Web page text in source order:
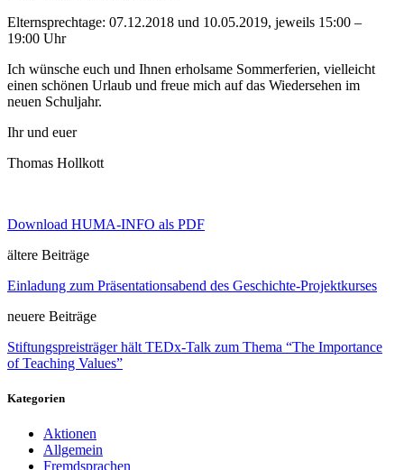
Elternsprechtage: 07.12.2018 und 10.05.2019, jeweils 15:00 –
19:00 Uhr
Ich wünsche euch und Ihnen erholsame Sommerferien, vielleicht
einen schönen Urlaub und freue mich auf das Wiedersehen im
neuen Schuljahr.
Ihr und euer
Thomas Hollkott
Download HUMA-INFO als PDF
ältere Beiträge
Einladung zum Präsentationsabend des Geschichte-Projektkurses
neuere Beiträge
Stiftungspreisträger hält TEDx-Talk zum Thema “The Importance
of Teaching Values”
Kategorien
Aktionen
Allgemein
Fremdsprachen